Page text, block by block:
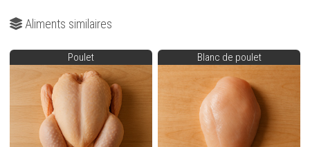
Aliments similaires
Poulet Blanc de poulet